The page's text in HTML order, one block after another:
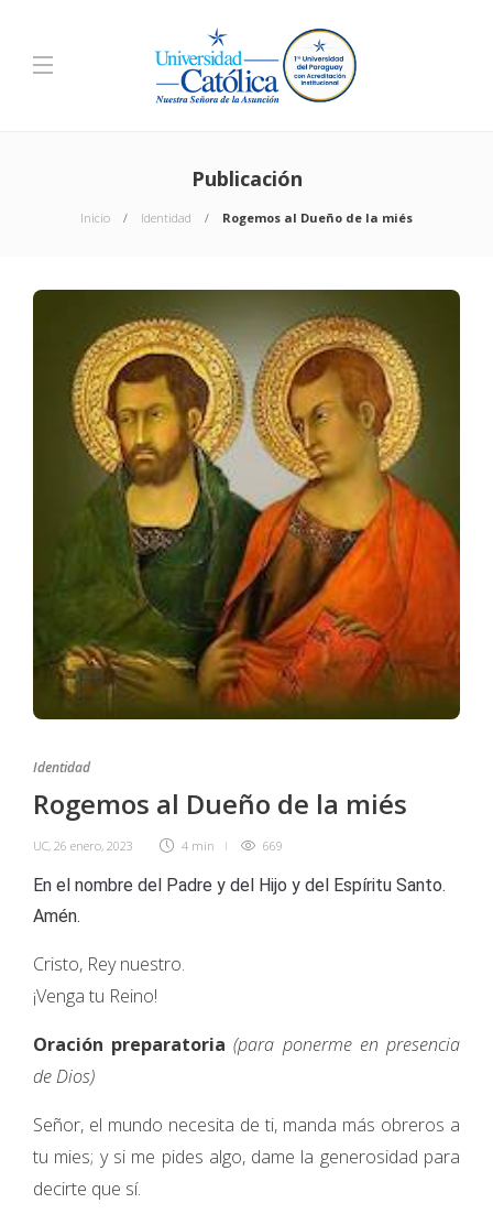
Publicación
Inicio Identidad Rogemos al Dueño de la miés
Identidad
Rogemos al Dueño de la miés
UC, 26 enero, 2023 4 min 669
En el nombre del Padre y del Hijo y del Espíritu Santo.
Amén.
Cristo, Rey nuestro.
¡Venga tu Reino!
Oración preparatoria (para ponerme en presencia
de Dios)
Señor, el mundo necesita de ti, manda más obreros a
tu mies; y si me pides algo, dame la generosidad para
decirte que sí.